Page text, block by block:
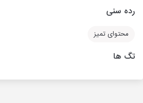
رده سنی
محتوای تمیز
تگ ها